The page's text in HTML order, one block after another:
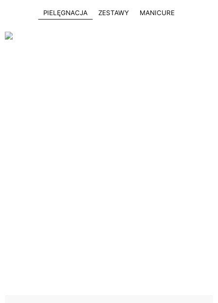
PIELĘGNACJA ZESTAWY MANICURE